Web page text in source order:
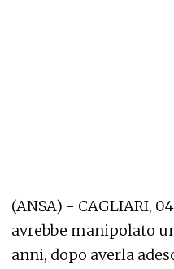
(ANSA) - CAGLIARI,
avrebbe manipolato
anni, dopo averla